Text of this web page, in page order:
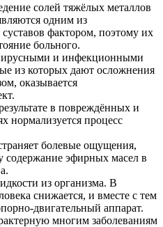
солей тяжёлых металлов
одним из
фактором, поэтому их
больного.
и инфекционными
из которых дают осложнения
оказывается
в повреждённых и
нормализуется процесс
болевые ощущения,
содержание эфирных масел в
из организма. В
снижается, и вместе с тем
двигательный аппарат.
многим заболеваниям